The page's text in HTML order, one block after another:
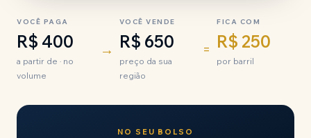
VOCÊ PAGA
R$ 400
a partir de · no
volume
→
VOCÊ VENDE
R$ 650
preço da sua
região
=
FICA COM
R$ 250
por barril
NO SEU BOLSO